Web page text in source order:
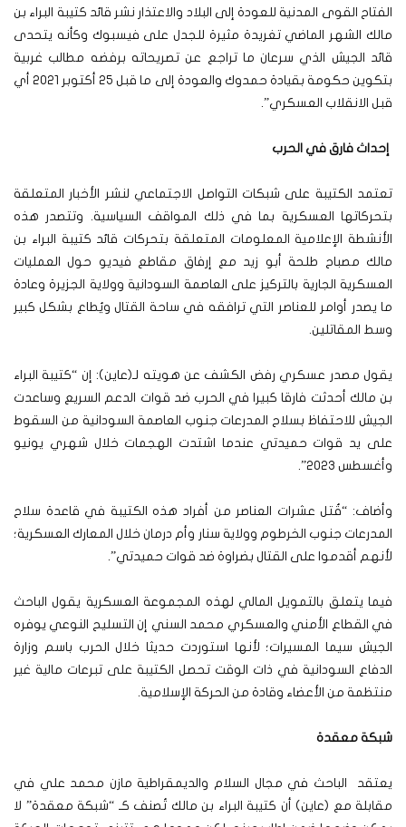
الفتاح القوى المدنية للعودة إلى البلاد والاعتذار نشر قائد كتيبة البراء بن
مالك الشهر الماضي تغريدة مثيرة للجدل على فيسبوك وكأنه يتحدى
قائد الجيش الذي سرعان ما تراجع عن تصريحاته برفضه مطالب غربية
بتكوين حكومة بقيادة حمدوك والعودة إلى ما قبل 25 أكتوبر 2021 أي
قبل الانقلاب العسكري”.
إحداث فارق في الحرب
تعتمد الكتيبة على شبكات التواصل الاجتماعي لنشر الأخبار المتعلقة
بتحركاتها العسكرية بما في ذلك المواقف السياسية. وتتصدر هذه
الأنشطة الإعلامية المعلومات المتعلقة بتحركات قائد كتيبة البراء بن
مالك مصباح طلحة أبو زيد مع إرفاق مقاطع فيديو حول العمليات
العسكرية الجارية بالتركيز على العاصمة السودانية وولاية الجزيرة وعادة
ما يصدر أوامر للعناصر التي ترافقه في ساحة القتال ويُطاع بشكل كبير
وسط المقاتلين.
يقول مصدر عسكري رفض الكشف عن هويته لـ(عاين): إن “كتيبة البراء
بن مالك أحدثت فارقا كبيرا في الحرب ضد قوات الدعم السريع وساعدت
الجيش للاحتفاظ بسلاح المدرعات جنوب العاصمة السودانية من السقوط
على يد قوات حميدتي عندما اشتدت الهجمات خلال شهري يونيو
وأغسطس 2023”.
وأضاف: “قُتل عشرات العناصر من أفراد هذه الكتيبة في قاعدة سلاح
المدرعات جنوب الخرطوم وولاية سنار وأم درمان خلال المعارك العسكرية؛
لأنهم أقدموا على القتال بضراوة ضد قوات حميدتي”.
فيما يتعلق بالتمويل المالي لهذه المجموعة العسكرية يقول الباحث
في القطاع الأمني والعسكري محمد السني إن التسليح النوعي يوفره
الجيش سيما المسيرات؛ لأنها استوردت حديثا خلال الحرب باسم وزارة
الدفاع السودانية في ذات الوقت تحصل الكتيبة على تبرعات مالية غير
منتظمة من الأعضاء وقادة من الحركة الإسلامية.
شبكة معقدة
يعتقد الباحث في مجال السلام والديمقراطية مازن محمد علي في
مقابلة مع (عاين) أن كتيبة البراء بن مالك تُصنف كـ “شبكة معقدة” لا